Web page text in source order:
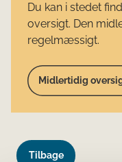
Du kan i stedet
oversigt. Den
regelmæssigt.
Midlertidig
Tilbage